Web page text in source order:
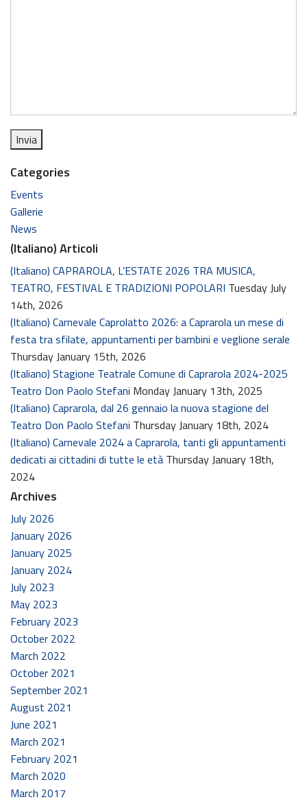
Categories
Events
Gallerie
News
(Italiano) Articoli
(Italiano) CAPRAROLA, L’ESTATE 2026 TRA MUSICA,
TEATRO, FESTIVAL E TRADIZIONI POPOLARI Tuesday July
14th, 2026
(Italiano) Carnevale Caprolatto 2026: a Caprarola un mese di
festa tra sfilate, appuntamenti per bambini e veglione serale
Thursday January 15th, 2026
(Italiano) Stagione Teatrale Comune di Caprarola 2024-2025
Teatro Don Paolo Stefani Monday January 13th, 2025
(Italiano) Caprarola, dal 26 gennaio la nuova stagione del
Teatro Don Paolo Stefani Thursday January 18th, 2024
(Italiano) Carnevale 2024 a Caprarola, tanti gli appuntamenti
dedicati ai cittadini di tutte le età Thursday January 18th,
2024
Archives
July 2026
January 2026
January 2025
January 2024
July 2023
May 2023
February 2023
October 2022
March 2022
October 2021
September 2021
August 2021
June 2021
March 2021
February 2021
March 2020
March 2017